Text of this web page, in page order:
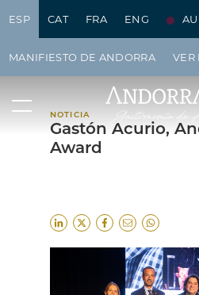
ESP CAT FRA ENG
MANIFIESTO DE ANDORRA VER
NOTICIA
Gastón Acurio,
Award